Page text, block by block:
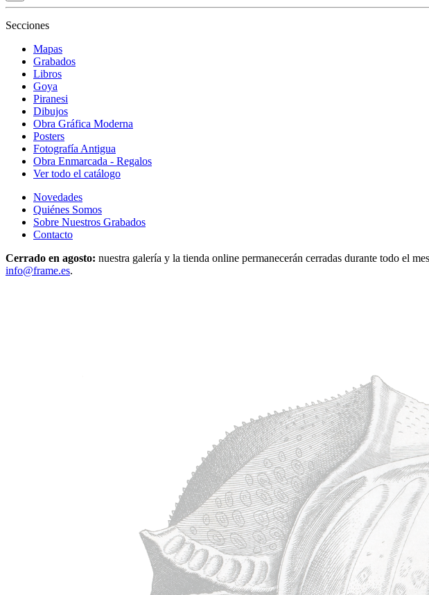
Secciones
Mapas
Grabados
Libros
Goya
Piranesi
Dibujos
Obra Gráfica Moderna
Posters
Fotografía Antigua
Obra Enmarcada - Regalos
Ver todo el catálogo
Novedades
Quiénes Somos
Sobre Nuestros Grabados
Contacto
Cerrado en agosto: nuestra galería y la tienda online permanecerán cerradas durante todo el
info@frame.es.